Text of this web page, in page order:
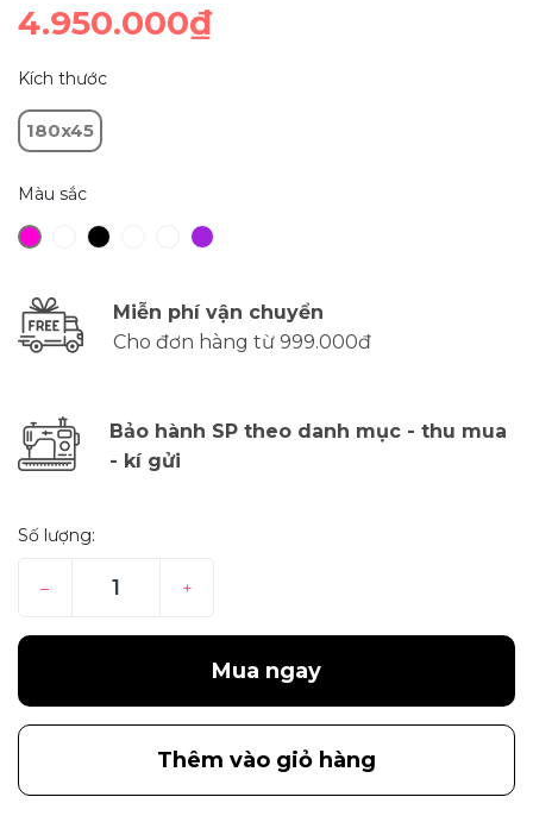
4.950.000₫
Kích thước
180x45
Màu sắc
Miễn phí vận chuyển
Cho đơn hàng từ 999.000đ
Bảo hành SP theo danh mục - thu mua
- kí gửi
Số lượng:
– +
Mua ngay
Thêm vào giỏ hàng